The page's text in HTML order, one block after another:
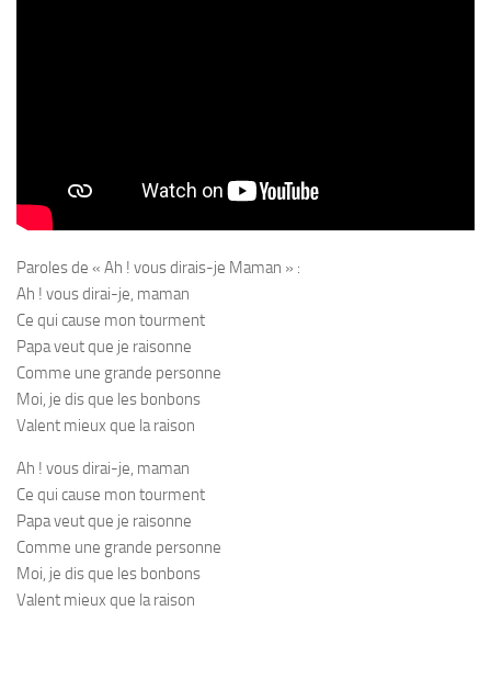
Paroles de « Ah ! vous dirais-je Maman » :
Ah ! vous dirai-je, maman
Ce qui cause mon tourment
Papa veut que je raisonne
Comme une grande personne
Moi, je dis que les bonbons
Valent mieux que la raison
Ah ! vous dirai-je, maman
Ce qui cause mon tourment
Papa veut que je raisonne
Comme une grande personne
Moi, je dis que les bonbons
Valent mieux que la raison